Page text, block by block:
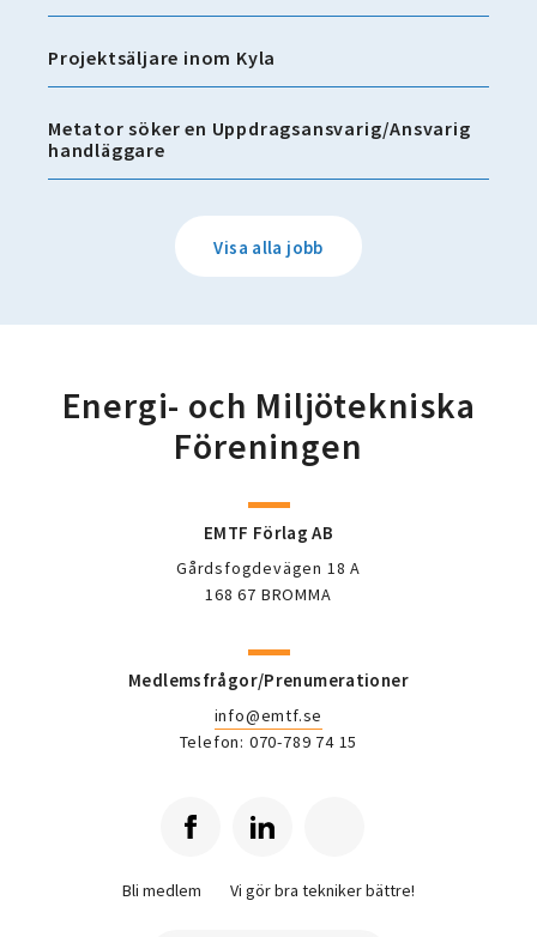
Projektsäljare inom Kyla
Metator söker en Uppdragsansvarig/Ansvarig
handläggare
Visa alla jobb
Energi- och Miljötekniska
Föreningen
EMTF Förlag AB
Gårdsfogdevägen 18 A
168 67 BROMMA
Medlemsfrågor/Prenumerationer
info@emtf.se
Telefon: 070-789 74 15
Bli medlem Vi gör bra tekniker bättre!